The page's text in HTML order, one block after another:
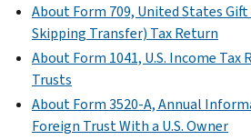
About Form 709, United States
Skipping Transfer) Tax Return
About Form 1041, U.S. Income
Trusts
About Form 3520-A, Annual
Foreign Trust With a U.S. Owner